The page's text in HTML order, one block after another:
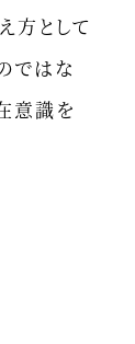
方として
ではな
意識を